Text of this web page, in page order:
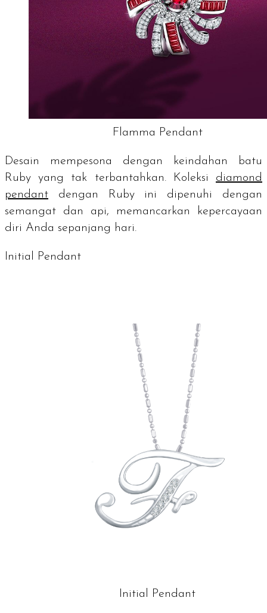
Flamma Pendant
Desain mempesona dengan keindahan batu
Ruby yang tak terbantahkan. Koleksi diamond
pendant dengan Ruby ini dipenuhi dengan
semangat dan api, memancarkan kepercayaan
diri Anda sepanjang hari.
Initial Pendant
Initial Pendant